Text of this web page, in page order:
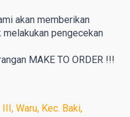
akan memberikan
pengecekan
MAKE TO ORDER !!!
Waru, Kec. Baki,